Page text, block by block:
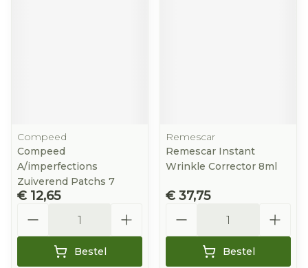
Compeed
Compeed
A/imperfections
Zuiverend Patchs 7
€ 12,65
Bestel
Remescar
Remescar Instant
Wrinkle Corrector 8ml
€ 37,75
Bestel